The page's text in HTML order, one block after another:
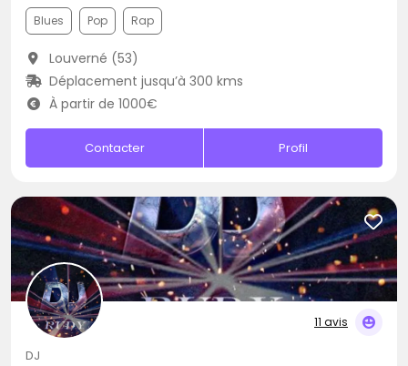
Blues Pop Rap
Louverné (53)
Déplacement jusqu’à 300 kms
À partir de 1000€
Contacter Profil
11 avis
DJ